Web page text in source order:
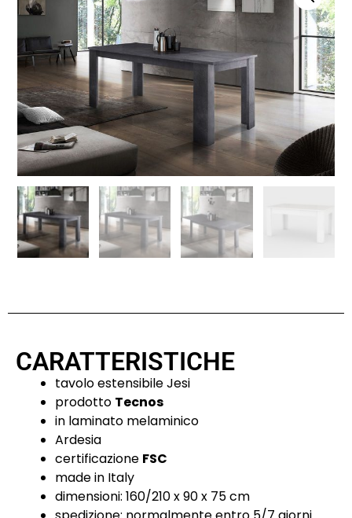
CARATTERISTICHE
tavolo estensibile Jesi
prodotto Tecnos
in laminato melaminico
Ardesia
certificazione FSC
made in Italy
dimensioni: 160/210 x 90 x 75 cm